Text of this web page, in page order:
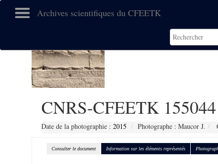
Archives scientifiques du CFEETK
CNRS-CFEETK 155044
Date de la photographie : 2015 Photographe : Maucor J.
Consulter le document Information sur les éléments représentés